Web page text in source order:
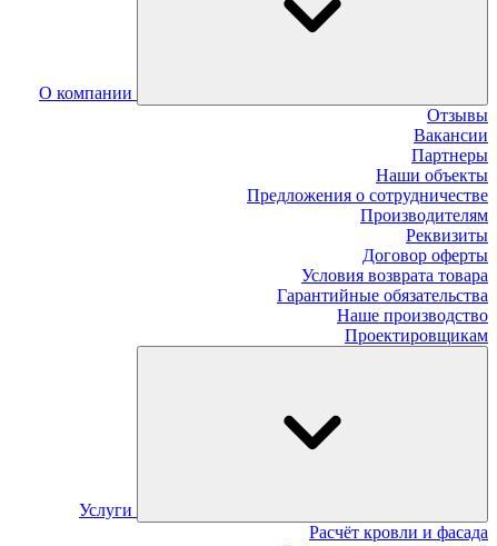
О компании
Отзывы
Вакансии
Партнеры
Наши объекты
Предложения о сотрудничестве
Производителям
Реквизиты
Договор оферты
Условия возврата товара
Гарантийные обязательства
Наше производство
Проектировщикам
Услуги
Расчёт кровли и фасада